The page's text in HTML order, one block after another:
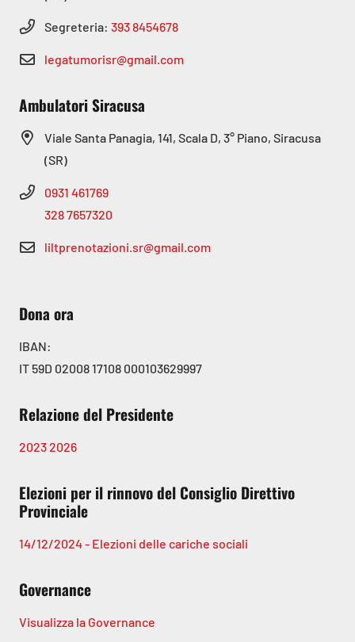
Segreteria: 393 8454678
legatumorisr@gmail.com
Ambulatori Siracusa
Viale Santa Panagia, 141, Scala D, 3° Piano, Siracusa
(SR)
0931 461769
328 7657320
liltprenotazioni.sr@gmail.com
Dona ora
IBAN:
IT 59D 02008 17108 000103629997
Relazione del Presidente
20232026
Elezioni per il rinnovo del Consiglio Direttivo
Provinciale
14/12/2024 - Elezioni delle cariche sociali
Governance
Visualizza la Governance